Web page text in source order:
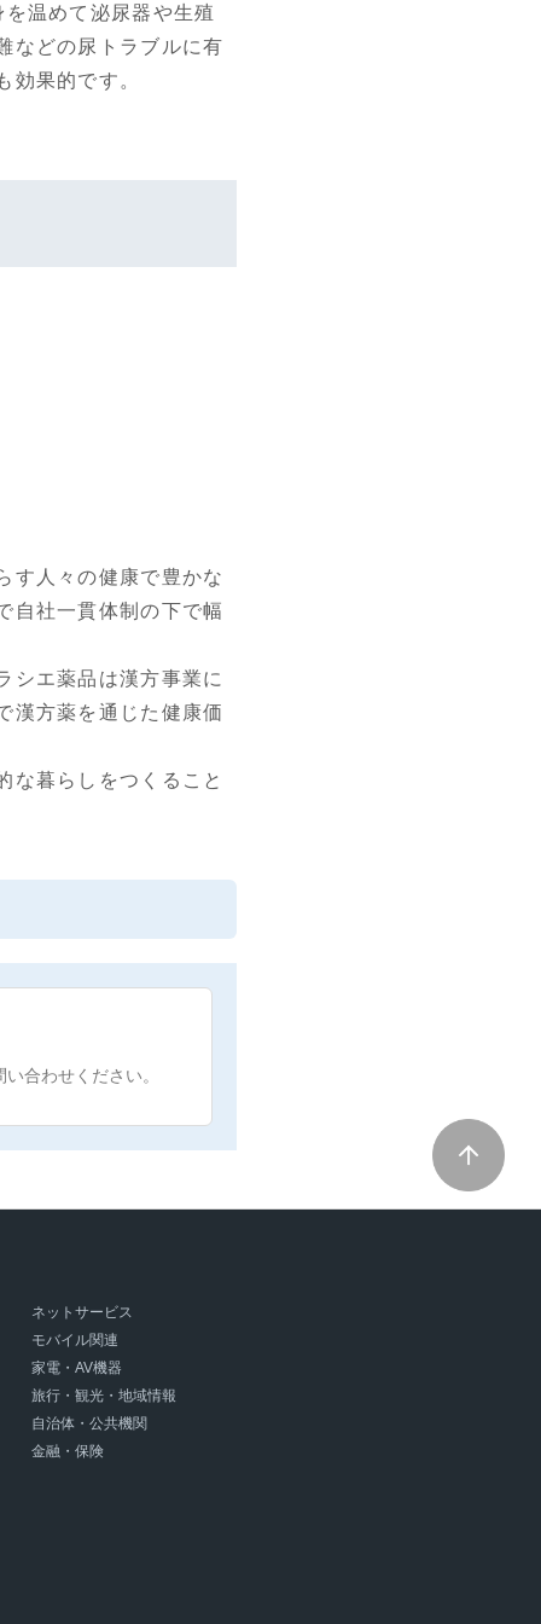
温めて泌尿器や生殖
などの尿トラブルに有
効果的です。
す人々の健康で豊かな
自社一貫体制の下で幅
シエ薬品は漢方事業に
漢方薬を通じた健康価
な暮らしをつくること
合わせください。
ネットサービス
モバイル関連
家電・AV機器
旅行・観光・地域情報
自治体・公共機関
金融・保険